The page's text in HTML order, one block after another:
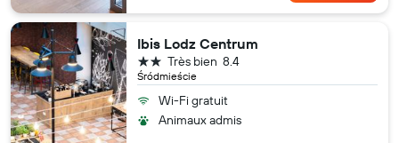
Ibis Lodz Centrum
Śródmieście
8.4
Très bien
2 étoiles
Wi-Fi gratuit
Animaux admis